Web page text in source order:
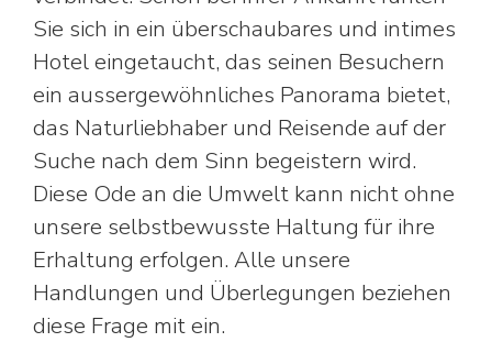
Sie sich in ein überschaubares und intimes
Hotel eingetaucht, das seinen Besuchern
ein aussergewöhnliches Panorama bietet,
das Naturliebhaber und Reisende auf der
Suche nach dem Sinn begeistern wird.
Diese Ode an die Umwelt kann nicht ohne
unsere selbstbewusste Haltung für ihre
Erhaltung erfolgen. Alle unsere
Handlungen und Überlegungen beziehen
diese Frage mit ein.